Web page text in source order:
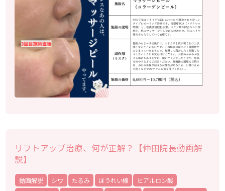
リフトアップ治療、何が正解？【仲田院長動画解
説】
動画解説 シワ たるみ ほうれい線
ヒアルロン酸